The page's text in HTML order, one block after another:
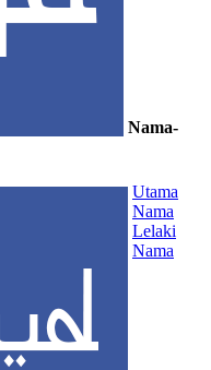
Nama-
Utama
Nama
Lelaki
Nama